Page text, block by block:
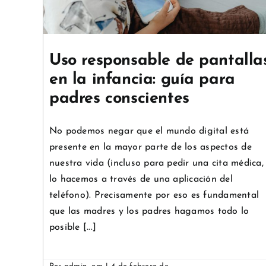
Uso responsable de
en la infancia: guía para
padres conscientes
No podemos negar que el mundo digital está
presente en la mayor parte de los aspectos de
nuestra vida (incluso para pedir una cita médica,
lo hacemos a través de una aplicación del
teléfono). Precisamente por eso es fundamental
que las madres y los padres hagamos todo lo
posible [...]
Crianza Psicología y Educación